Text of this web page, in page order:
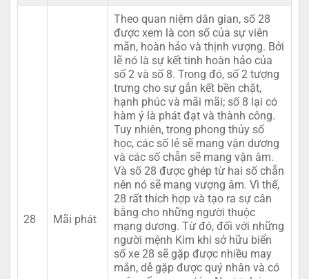
28 Mãi phát
Theo quan niệm dân gian, số 28
được xem là con số của sự viên
mãn, hoàn hảo và thịnh vượng. Bởi
lẽ nó là sự kết tinh hoàn hảo của
số 2 và số 8. Trong đó, số 2 tượng
trưng cho sự gắn kết bền chặt,
hạnh phúc và mãi mãi; số 8 lại có
hàm ý là phát đạt và thành công.
Tuy nhiên, trong phong thủy số
học, các số lẻ sẽ mang vận dương
và các số chẵn sẽ mang vận âm.
Và số 28 được ghép từ hai số chẵn
nên nó sẽ mang vượng âm. Vì thế,
28 rất thích hợp và tạo ra sự cân
bằng cho những người thuộc
mạng dương. Từ đó, đối với những
người mệnh Kim khi sở hữu biển
số xe 28 sẽ gặp được nhiều may
mắn, dễ gặp được quý nhân và có